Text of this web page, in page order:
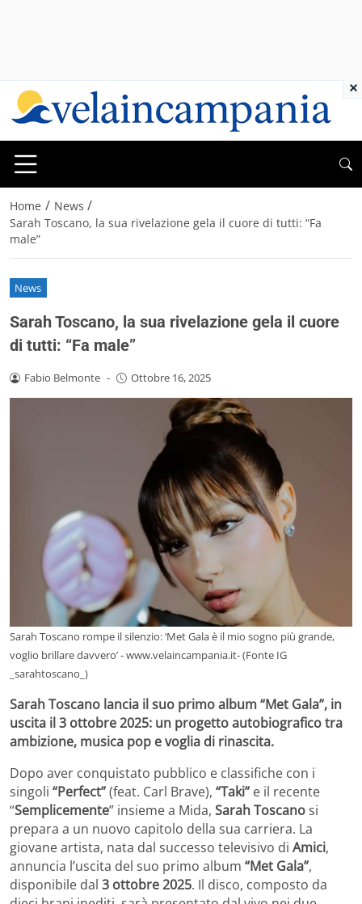
Home / News /
Sarah Toscano, la sua rivelazione gela il cuore di tutti: “Fa
male”
News
Sarah Toscano, la sua rivelazione gela il cuore
di tutti: “Fa male”
Fabio Belmonte - Ottobre 16, 2025
Sarah Toscano rompe il silenzio: ‘Met Gala è il mio sogno più grande,
voglio brillare davvero’ - www.velaincampania.it- (Fonte IG
_sarahtoscano_)
Sarah Toscano lancia il suo primo album “Met Gala”, in
uscita il 3 ottobre 2025: un progetto autobiografico tra
ambizione, musica pop e voglia di rinascita.
Dopo aver conquistato pubblico e classifiche con i
singoli “Perfect”(feat. Carl Brave), “Taki” e il recente
“Semplicemente” insieme a Mida, Sarah Toscanosi
prepara a un nuovo capitolo della sua carriera. La
giovane artista, nata dal successo televisivo di Amici,
annuncia l’uscita del suo primo album “Met Gala”,
disponibile dal 3 ottobre 2025. Il disco, composto da
×